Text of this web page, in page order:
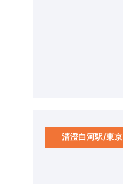
清澄白河駅/東京